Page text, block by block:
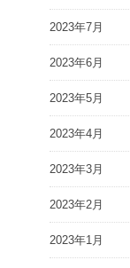
2023年7月
2023年6月
2023年5月
2023年4月
2023年3月
2023年2月
2023年1月